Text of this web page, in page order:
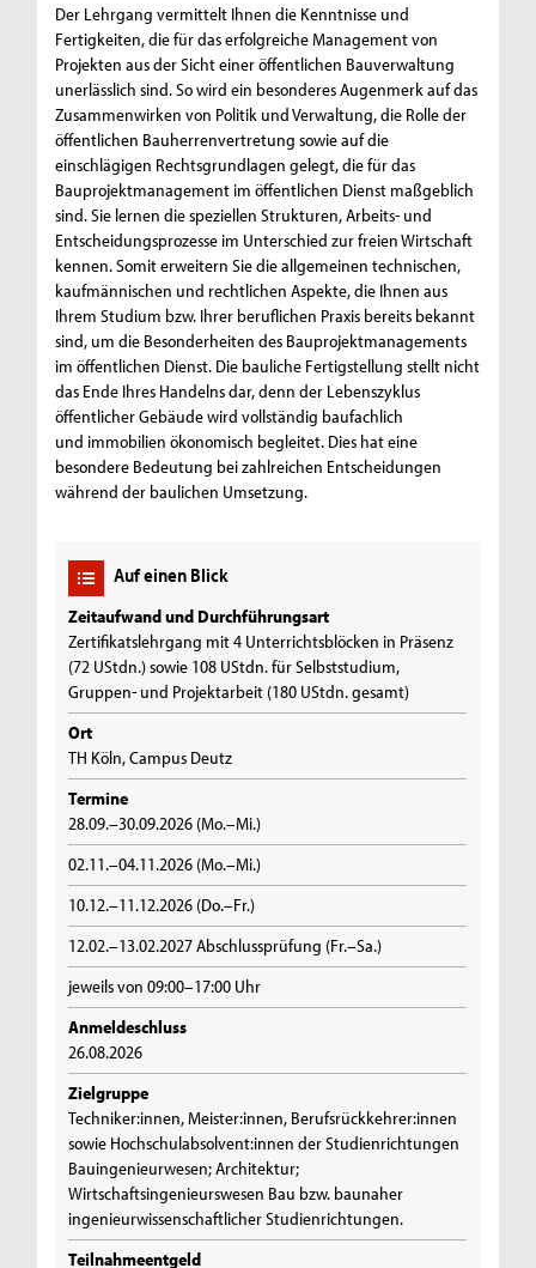
Der Lehrgang vermittelt Ihnen die Kenntnisse und
Fertigkeiten, die für das erfolgreiche Management von
Projekten aus der Sicht einer öffentlichen Bauverwaltung
unerlässlich sind. So wird ein besonderes Augenmerk auf das
Zusammenwirken von Politik und Verwaltung, die Rolle der
öffentlichen Bauherrenvertretung sowie auf die
einschlägigen Rechtsgrundlagen gelegt, die für das
Bauprojektmanagement im öffentlichen Dienst maßgeblich
sind. Sie lernen die speziellen Strukturen, Arbeits- und
Entscheidungsprozesse im Unterschied zur freien Wirtschaft
kennen. Somit erweitern Sie die allgemeinen technischen,
kaufmännischen und rechtlichen Aspekte, die Ihnen aus
Ihrem Studium bzw. Ihrer beruflichen Praxis bereits bekannt
sind, um die Besonderheiten des Bauprojektmanagements
im öffentlichen Dienst. Die bauliche Fertigstellung stellt nicht
das Ende Ihres Handelns dar, denn der Lebenszyklus
öffentlicher Gebäude wird vollständig baufachlich
und immobilien ökonomisch begleitet. Dies hat eine
besondere Bedeutung bei zahlreichen Entscheidungen
während der baulichen Umsetzung.
Auf einen Blick
Zeitaufwand und Durchführungsart
Zertifikatslehrgang mit 4 Unterrichtsblöcken in Präsenz
(72 UStdn.) sowie 108 UStdn. für Selbststudium,
Gruppen- und Projektarbeit (180 UStdn. gesamt)
Ort
TH Köln, Campus Deutz
Termine
28.09.–30.09.2026 (Mo.–Mi.)
02.11.–04.11.2026 (Mo.–Mi.)
10.12.–11.12.2026 (Do.–Fr.)
12.02.–13.02.2027 Abschlussprüfung (Fr.–Sa.)
jeweils von 09:00–17:00 Uhr
Anmeldeschluss
26.08.2026
Zielgruppe
Techniker:innen, Meister:innen, Berufsrückkehrer:innen
sowie Hochschulabsolvent:innen der Studienrichtungen
Bauingenieurwesen; Architektur;
Wirtschaftsingenieurswesen Bau bzw. baunaher
ingenieurwissenschaftlicher Studienrichtungen.
Teilnahmeentgeld